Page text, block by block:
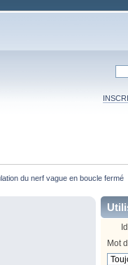
du nerf vague en boucle fermé
Mot